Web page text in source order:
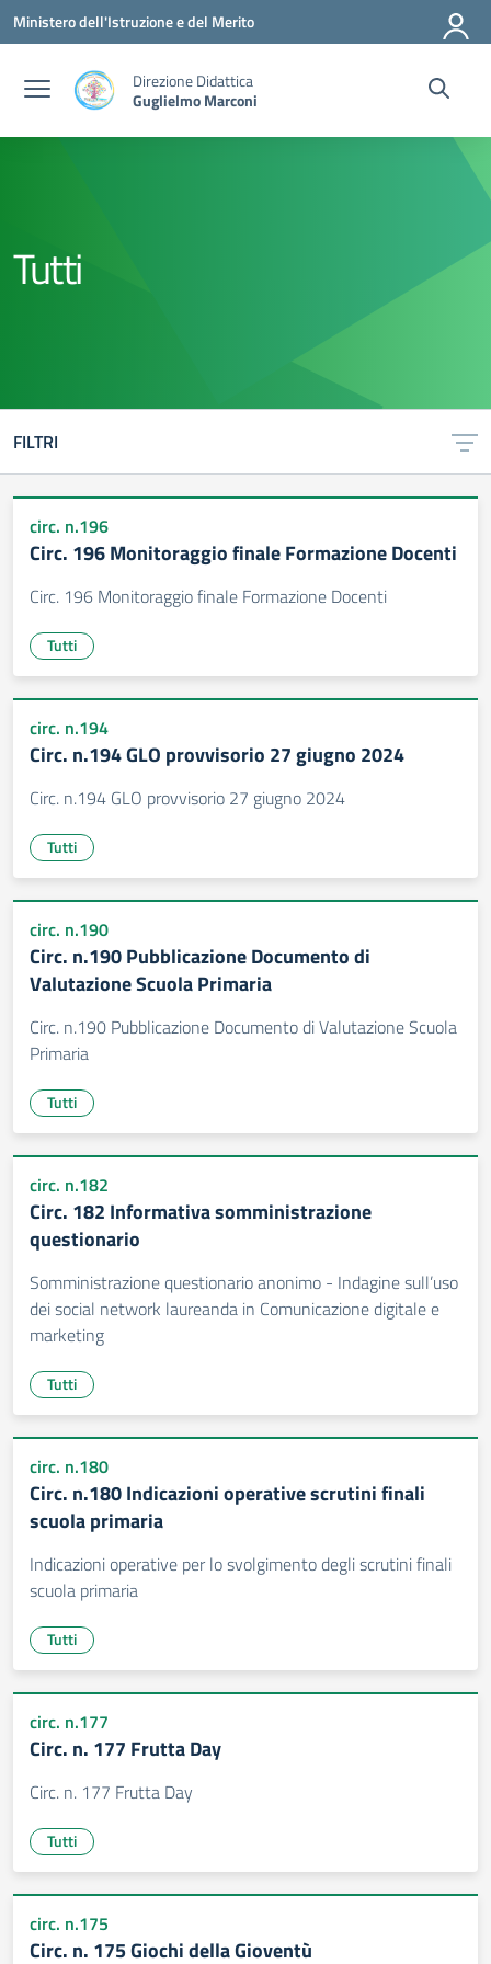
Vai ai contenuti
Vai al menu di navigazione
Vai al footer
Ministero dell'Istruzione e del Merito
Direzione Didattica
Guglielmo Marconi
Tutti
FILTRI
circ. n.196
Circ. 196 Monitoraggio finale Formazione Docenti
Circ. 196 Monitoraggio finale Formazione Docenti
Tutti
circ. n.194
Circ. n.194 GLO provvisorio 27 giugno 2024
Circ. n.194 GLO provvisorio 27 giugno 2024
Tutti
circ. n.190
Circ. n.190 Pubblicazione Documento di
Valutazione Scuola Primaria
Circ. n.190 Pubblicazione Documento di Valutazione Scuola
Primaria
Tutti
circ. n.182
Circ. 182 Informativa somministrazione
questionario
Somministrazione questionario anonimo - Indagine sull’uso
dei social network laureanda in Comunicazione digitale e
marketing
Tutti
circ. n.180
Circ. n.180 Indicazioni operative scrutini finali
scuola primaria
Indicazioni operative per lo svolgimento degli scrutini finali
scuola primaria
Tutti
circ. n.177
Circ. n. 177 Frutta Day
Circ. n. 177 Frutta Day
Tutti
circ. n.175
Circ. n. 175 Giochi della Gioventù